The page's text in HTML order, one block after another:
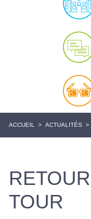
ACCUEIL > ACTUALITÉS >
TOUR